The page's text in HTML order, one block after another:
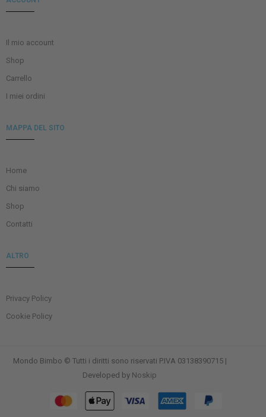
Il mio account
Shop
Carrello
I miei ordini
MAPPA DEL SITO
Home
Chi siamo
Shop
Contatti
ALTRO
Privacy Policy
Cookie Policy
Mondo Bimbo © Tutti i diritti sono riservati P.IVA 03138390715 |
Developed by Noskip